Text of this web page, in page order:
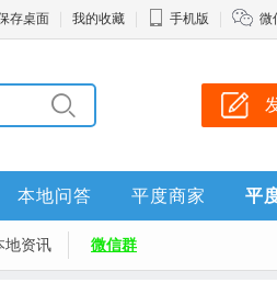
存桌面 我的收藏 手机版 微
本地问答 平度商家 平
地资讯 微信群